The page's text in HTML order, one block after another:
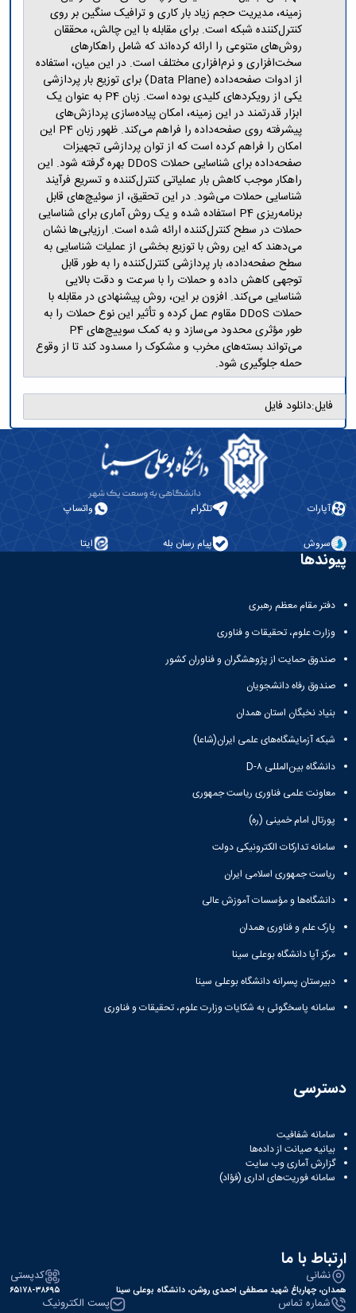
زمینه، مدیریت حجم زیاد بار کاری و ترافیک سنگین بر روی
کنترل‌کننده شبکه است. برای مقابله با این چالش، محققان
روش‌های متنوعی را ارائه کرده‌اند که شامل راهکارهای
سخت‌افزاری و نرم‌افزاری مختلف است. در این میان، استفاده
از ادوات صفحه‌داده (Data Plane) برای توزیع بار پردازشی
یکی از رویکردهای کلیدی بوده است. زبان P4 به عنوان یک
ابزار قدرتمند در این زمینه، امکان پیاده‌سازی پردازش‌های
پیشرفته روی صفحه‌داده را فراهم می‌کند. ظهور زبان P4 این
امکان را فراهم کرده است که از توان پردازشی تجهیزات
صفحه‌داده برای شناسایی حملات DDoS بهره گرفته شود. این
راهکار موجب کاهش بار عملیاتی کنترل‌کننده و تسریع فرآیند
شناسایی حملات می‌شود. در این تحقیق، از سوئیچ‌های قابل
برنامه‌ریزی P4 استفاده شده و یک روش آماری برای شناسایی
حملات در سطح کنترل‌کننده ارائه شده است. ارزیابی‌ها نشان
می‌دهند که این روش با توزیع بخشی از عملیات شناسایی به
سطح صفحه‌داده، بار پردازشی کنترل‌کننده را به طور قابل
توجهی کاهش داده و حملات را با سرعت و دقت بالایی
شناسایی می‌کند. افزون بر این، روش پیشنهادی در مقابله با
حملات DDoS مقاوم عمل کرده و تأثیر این نوع حملات را به
طور مؤثری محدود می‌سازد و به کمک سوییچ‌های P4
می‌تواند بسته‌های مخرب و مشکوک را مسدود کند تا از وقوع
حمله جلوگیری شود.
فایل:دانلود فایل
آپارات تلگرام واتساپ
سروش پیام رسان بله ایتا
پیوندها
دفتر مقام معظم رهبری
وزارت علوم، تحقیقات و فناوری
صندوق حمایت از پژوهشگران و فناوران کشور
صندوق رفاه دانشجویان
بنیاد نخبگان استان همدان
شبکه آزمایشگاه‌های علمی ایران(شاعا)
دانشگاه بین‌المللی D-۸
معاونت علمی فناوری ریاست جمهوری
پورتال امام خمینی (ره)
سامانه تدارکات الکترونیکی دولت
ریاست جمهوری اسلامی ایران
دانشگاه‌ها و مؤسسات آموزش عالی
پارک علم و فناوری همدان
مرکز آپا دانشگاه بوعلی سینا
دبیرستان پسرانه دانشگاه بوعلی سینا
سامانه پاسخگوئی به شکایات وزارت علوم، تحقیقات و فناوری
دسترسی
سامانه شفافیت
بیانیه صیانت از داده‌ها
گزارش آماری وب‌ سایت
سامانه فوریت‌های اداری (فؤاد)
ارتباط با ما
نشانی
همدان، چهارباغ شهید مصطفی احمدی روشن، دانشگاه بوعلی سینا
کدپستی
۶۵۱۷۸-۳۸۶۹۵
شماره تماس پست الکترونیک